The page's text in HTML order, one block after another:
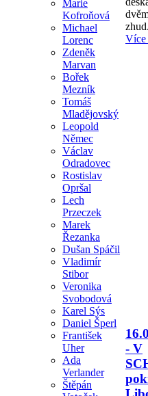
Marie
Kofroňová
Michael
Lorenc
Zdeněk
Marvan
Bořek
Mezník
Tomáš
Mladějovský
Leopold
Němec
Václav
Odradovec
Rostislav
Opršal
Lech
Przeczek
Marek
Řezanka
Dušan Spáčil
Vladimír
Stibor
Veronika
Svobodová
Karel Sýs
Daniel Šperl
František
Uher
Ada
Verlander
Štěpán
Více
- V